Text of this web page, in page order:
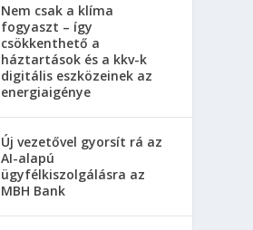
Nem csak a klíma
fogyaszt – így
csökkenthető a
háztartások és a kkv-k
digitális eszközeinek az
energiaigénye
Új vezetővel gyorsít rá az
AI-alapú
ügyfélkiszolgálásra az
MBH Bank